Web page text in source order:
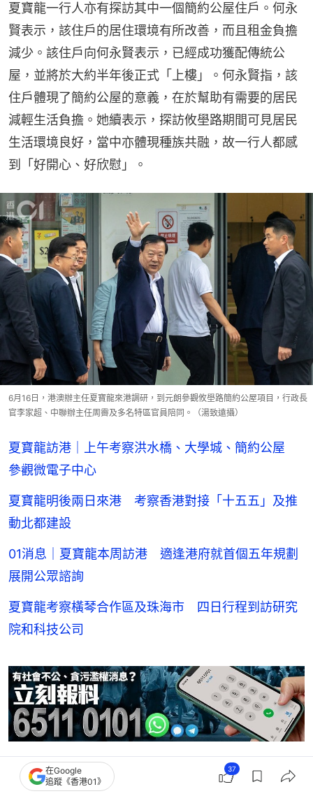
夏寶龍一行人亦有探訪其中一個簡約公屋住戶。何永
賢表示，該住戶的居住環境有所改善，而且租金負擔
減少。該住戶向何永賢表示，已經成功獲配傳統公
屋，並將於大約半年後正式「上樓」。何永賢指，該
住戶體現了簡約公屋的意義，在於幫助有需要的居民
減輕生活負擔。她續表示，探訪攸壆路期間可見居民
生活環境良好，當中亦體現種族共融，故一行人都感
到「好開心、好欣慰」。
6月16日，港澳辦主任夏寶龍來港調研，到元朗參觀攸壆路簡約公屋項目，行政長
官李家超、中聯辦主任周霽及多名特區官員陪同。（湯致遠攝）
夏寶龍訪港｜上午考察洪水橋、大學城、簡約公屋
參觀微電子中心
夏寶龍明後兩日來港 考察香港對接「十五五」及推
動北都建設
01消息｜夏寶龍本周訪港 適逢港府就首個五年規劃
展開公眾諮詢
夏寶龍考察橫琴合作區及珠海市 四日行程到訪研究
院和科技公司
夏寶龍 何永賢 01 Video
在Google
追蹤《香港01》
37